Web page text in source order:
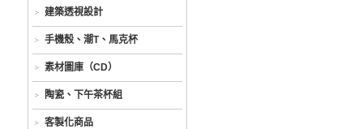
建築透視設計
手機殼、潮T、馬克杯
素材圖庫（CD）
陶瓷、下午茶杯組
客製化商品